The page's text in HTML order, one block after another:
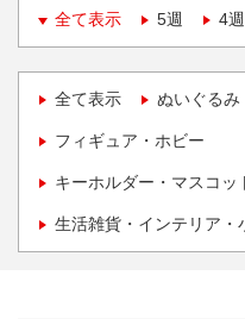
全て表示
5週 4週
全て表示 ぬいぐるみ
フィギュア・ホビー
キーホルダー・マスコッ
生活雑貨・インテリア・